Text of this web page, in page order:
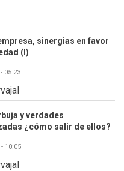
sinergias en favor
(I)
05:23
y verdades
¿cómo salir de ellos?
10:05